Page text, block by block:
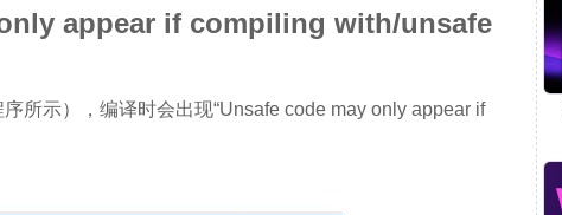
appear if compiling with/unsafe
所示），编译时会出现“Unsafe code may only appear if